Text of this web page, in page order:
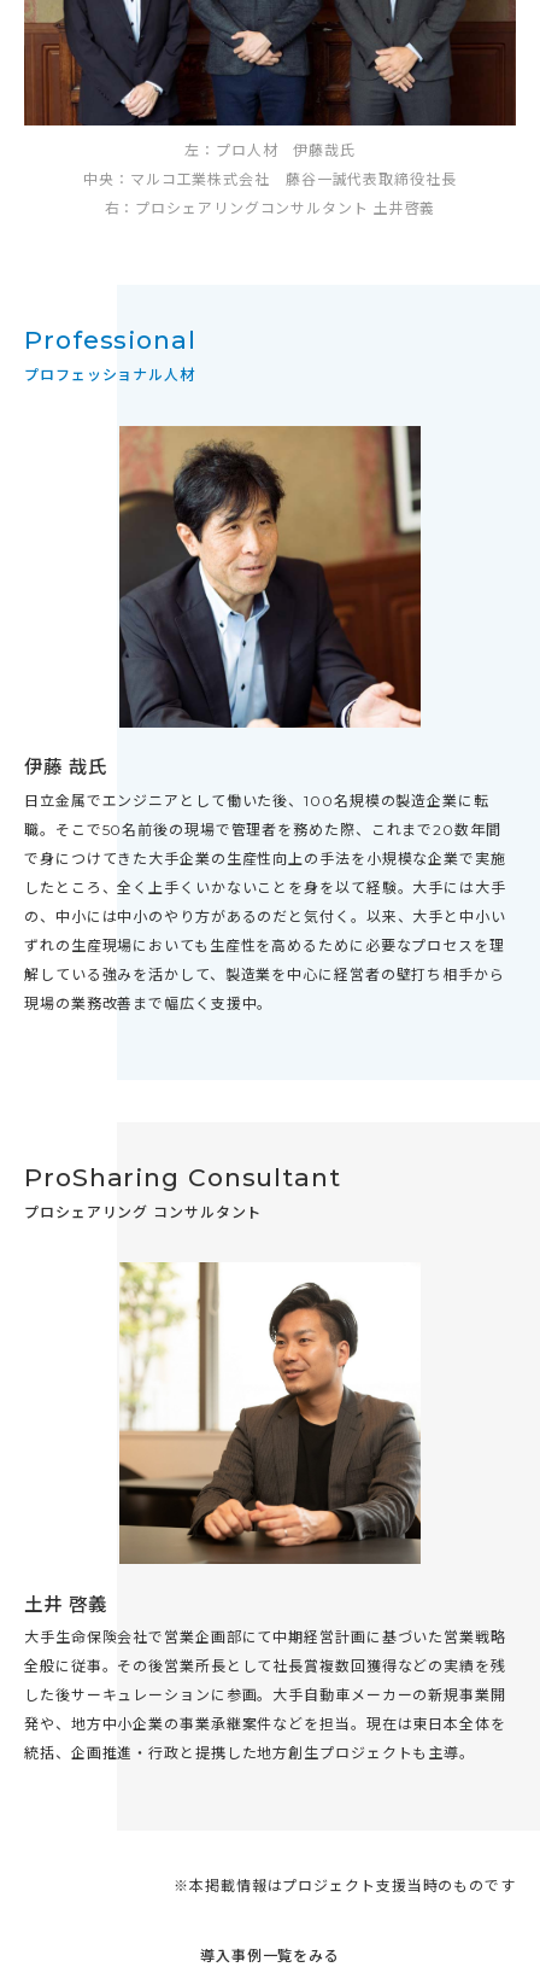
左：プロ人材 伊藤哉氏
中央：マルコ工業株式会社 藤谷一誠代表取締役社長
右：プロシェアリングコンサルタント 土井啓義
Professional
プロフェッショナル人材
伊藤 哉氏
日立金属でエンジニアとして働いた後、100名規模の製造企業に転
職。そこで50名前後の現場で管理者を務めた際、これまで20数年間
で身につけてきた大手企業の生産性向上の手法を小規模な企業で実施
したところ、全く上手くいかないことを身を以て経験。大手には大手
の、中小には中小のやり方があるのだと気付く。以来、大手と中小い
ずれの生産現場においても生産性を高めるために必要なプロセスを理
解している強みを活かして、製造業を中心に経営者の壁打ち相手から
現場の業務改善まで幅広く支援中。
ProSharing Consultant
プロシェアリング コンサルタント
土井 啓義
大手生命保険会社で営業企画部にて中期経営計画に基づいた営業戦略
全般に従事。その後営業所長として社長賞複数回獲得などの実績を残
した後サーキュレーションに参画。大手自動車メーカーの新規事業開
発や、地方中小企業の事業承継案件などを担当。現在は東日本全体を
統括、企画推進・行政と提携した地方創生プロジェクトも主導。
※本掲載情報はプロジェクト支援当時のものです
導入事例一覧をみる